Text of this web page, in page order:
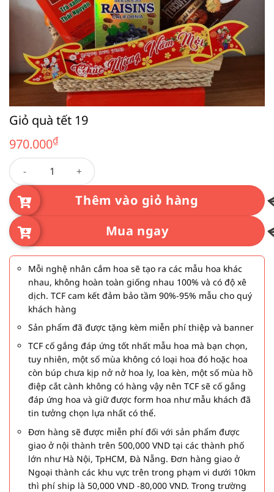
Giỏ quà tết 19
970.000₫
Giỏ quà tết 19 số lượng
Thêm vào giỏ hàng
Mua ngay
Mỗi nghệ nhân cắm hoa sẽ tạo ra các mẫu hoa khác
nhau, không hoàn toàn giống nhau 100% và có độ xê
dịch. TCF cam kết đảm bảo tầm 90%-95% mẫu cho quý
khách hàng
Sản phẩm đã được tặng kèm miễn phí thiệp và banner
TCF cố gắng đáp ứng tốt nhất mẫu hoa mà bạn chọn,
tuy nhiên, một số mùa không có loại hoa đó hoặc hoa
còn búp chưa kịp nở nở hoa ly, loa kèn, một số mùa hồ
điệp cắt cành không có hàng vậy nên TCF sẽ cố gắng
đáp ứng hoa và giữ được form hoa như mẫu khách đã
tin tưởng chọn lựa nhất có thể.
Đơn hàng sẽ được miễn phí đối với sản phẩm được
giao ở nội thành trên 500,000 VND tại các thành phố
lớn như Hà Nội, TpHCM, Đà Nẵng. Đơn hàng giao ở
Ngoại thành các khu vực trên trong phạm vi dưới 10km
thì phí ship là 50,000 VND -80,000 VND. Trong trường